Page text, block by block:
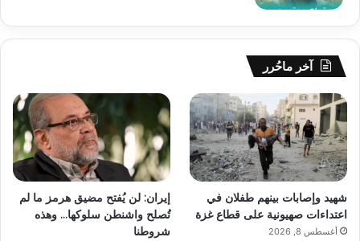
آخر ماحُرر
شهيد وإصابات بينهم طفلان في
اعتداءات صهيونية على قطاع غزة
أغسطس 8, 2026
إيران: لن يُفتح مضيق هرمز ما لم
تُصلح واشنطن سلوكها… وهذه
شروطنا